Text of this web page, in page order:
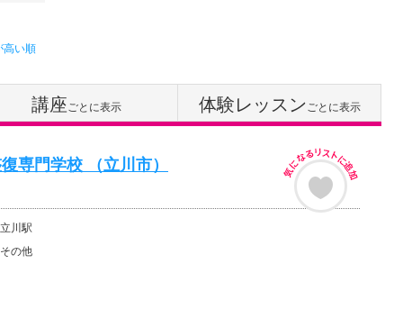
高い順
講座ごとに表示 体験レッスンごとに表示
専門学校 （立川市）
川駅
の他